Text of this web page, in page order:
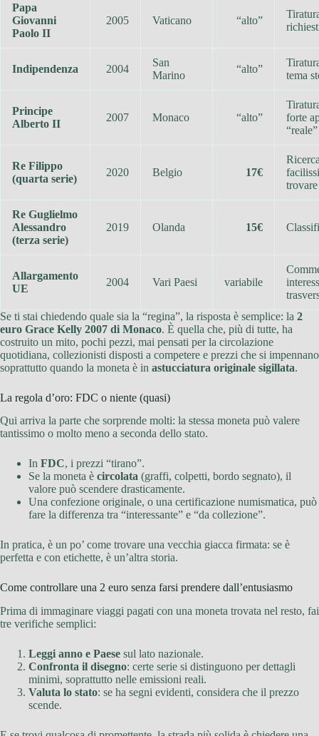
Papa
Giovanni
Paolo II
2005 Vaticano “alto”
Indipendenza 2004
San
Marino
“alto”
tema
Principe
Alberto II
2007 Monaco “alto”
forte
“reale”
Re Filippo
(quarta serie)
2020 Belgio 17€
trovare
Re Guglielmo
Alessandro
(terza serie)
2019 Olanda 15€
Allargamento
UE
2004 Vari Paesi variabile
Se ti stai chiedendo quale sia la “regina”, la risposta è semplice: la 2
euro Grace Kelly 2007 di Monaco. È quella che, più di tutte, ha
costruito un mito, pochi pezzi, mai pensati per la circolazione
quotidiana, collezionisti disposti a competere e prezzi che si impennano
soprattutto quando la moneta è in astucciatura originale sigillata.
La regola d’oro: FDC o niente (quasi)
Qui arriva la parte che sorprende molti: la stessa moneta può valere
tantissimo o molto meno a seconda dello stato.
In FDC, i prezzi “tirano”.
Se la moneta è circolata (graffi, colpetti, bordo segnato), il
valore può scendere drasticamente.
Una confezione originale, o una certificazione numismatica, può
fare la differenza tra “interessante” e “da collezione”.
In pratica, è un po’ come trovare una vecchia giacca firmata: se è
perfetta e con etichette, è un’altra storia.
Come controllare una 2 euro senza farsi prendere dall’entusiasmo
Prima di immaginare viaggi pagati con una moneta trovata nel resto, fai
tre verifiche semplici:
Leggi anno e Paese sul lato nazionale.
Confronta il disegno: certe serie si distinguono per dettagli
minimi, soprattutto nelle emissioni reali.
Valuta lo stato: se ha segni evidenti, considera che il prezzo
scende.